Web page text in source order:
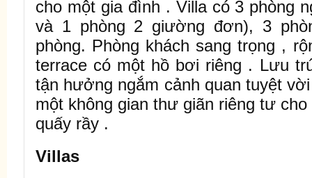
cho một gia đình . Villa có 3 phòng
và 1 phòng 2 giường đơn), 3
phòng. Phòng khách sang trọng ,
terrace có một hồ bơi riêng . Lưu
tận hưởng ngắm cảnh quan tuyệt
một không gian thư giãn riêng tư
quấy rầy .
Villas